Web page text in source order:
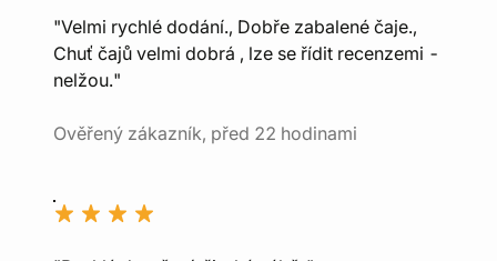
"Velmi rychlé dodání., Dobře zabalené čaje.,
Chuť čajů velmi dobrá , lze se řídit recenzemi -
nelžou."
Ověřený zákazník, před 22 hodinami